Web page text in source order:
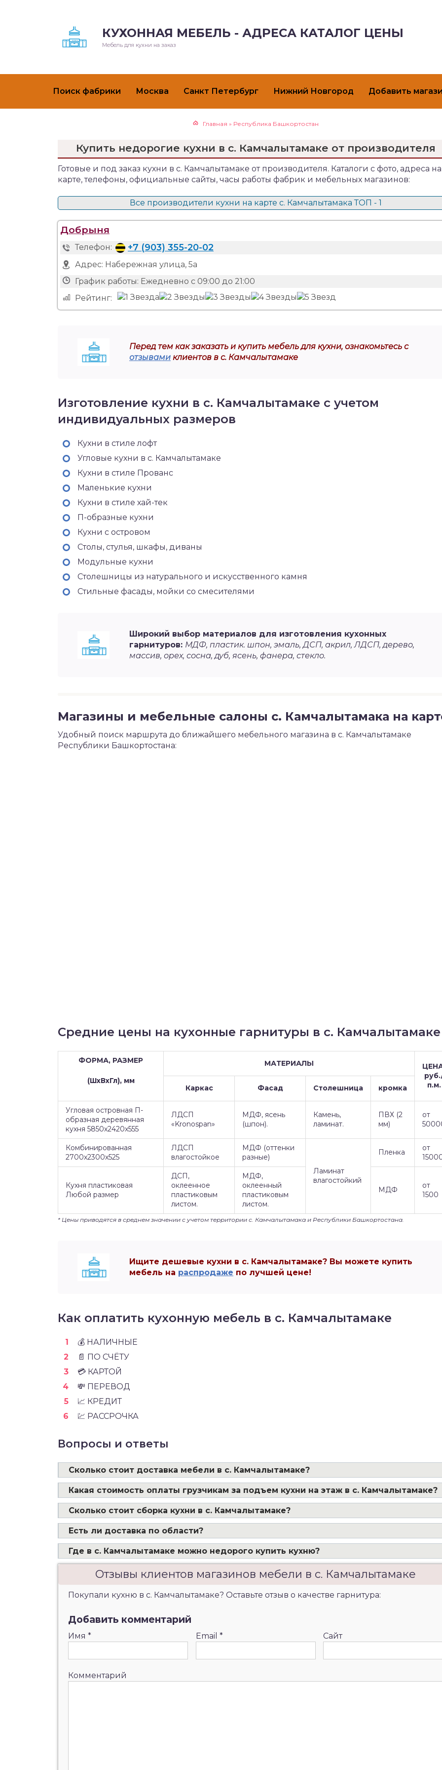
КУХОННАЯ МЕБЕЛЬ - АДРЕСА КАТАЛОГ ЦЕНЫ
Мебель для кухни на заказ
Поиск фабрики Москва Санкт Петербург Нижний Новгород Добавить
Главная » Республика Башкортостан
Купить недорогие кухни в с. Камчалытамаке от производителя
Готовые и под заказ кухни в с. Камчалытамаке от производителя. Каталоги с фото, адреса на
карте, телефоны, официальные сайты, часы работы фабрик и мебельных магазинов:
Все производители кухни на карте с. Камчалытамака ТОП - 1
Добрыня
Телефон: +7 (903) 355-20-02
Адрес: Набережная улица, 5а
График работы: Ежедневно с 09:00 до 21:00
Рейтинг:
Перед тем как заказать и купить мебель для кухни, ознакомьтесь с
отзывами клиентов в с. Камчалытамаке
Изготовление кухни в с. Камчалытамаке с учетом
индивидуальных размеров
Кухни в стиле лофт
Угловые кухни в с. Камчалытамаке
Кухни в стиле Прованс
Маленькие кухни
Кухни в стиле хай-тек
П-образные кухни
Кухни с островом
Столы, стулья, шкафы, диваны
Модульные кухни
Столешницы из натурального и искусственного камня
Стильные фасады, мойки со смесителями
Широкий выбор материалов для изготовления кухонных
гарнитуров: МДФ, пластик. шпон, эмаль, ДСП, акрил, ЛДСП, дерево,
массив, орех, сосна, дуб, ясень, фанера, стекло.
Магазины и мебельные салоны с. Камчалытамака на
Удобный поиск маршрута до ближайшего мебельного магазина в с. Камчалытамаке
Республики Башкортостана:
Средние цены на кухонные гарнитуры в с. Камчалытамаке
ФОРМА, РАЗМЕР
(ШхВхГл), мм
МАТЕРИАЛЫ
п.м.
Каркас Фасад Столешница кромка
Угловая островная П-
образная деревянная
кухня 5850х2420х555
ЛДСП
«Kronospan»
МДФ, ясень
(шпон).
Камень,
ламинат.
ПВХ (2
мм)
от
Комбинированная
2700х2300х525
ЛДСП
влагостойкое
МДФ (оттенки
разные)
Ламинат
влагостойкий
Пленка
от
Кухня пластиковая
Любой размер
ДСП,
оклеенное
пластиковым
листом.
МДФ,
оклеенный
пластиковым
листом.
МДФ
от
1500
* Цены приводятся в среднем значении с учетом территории с. Камчалытамака и Республики Башкортостана.
Ищите дешевые кухни в с. Камчалытамаке? Вы можете купить
мебель на распродаже по лучшей цене!
Как оплатить кухонную мебель в с. Камчалытамаке
💰 НАЛИЧНЫЕ
📄 ПО СЧЁТУ
💳 КАРТОЙ
💸 ПЕРЕВОД
📈 КРЕДИТ
💹 РАССРОЧКА
Вопросы и ответы
Сколько стоит доставка мебели в с. Камчалытамаке?
Какая стоимость оплаты грузчикам за подъем кухни на этаж в с. Камчалытамаке?
Сколько стоит сборка кухни в с. Камчалытамаке?
Есть ли доставка по области?
Где в с. Камчалытамаке можно недорого купить кухню?
Отзывы клиентов магазинов мебели в с. Камчалытамаке
Покупали кухню в с. Камчалытамаке? Оставьте отзыв о качестве гарнитура:
Добавить комментарий
Имя * Email * Сайт
Комментарий